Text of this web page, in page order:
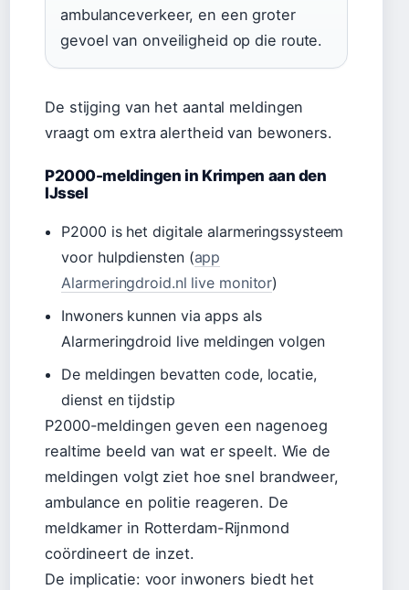
ambulanceverkeer, en een groter
gevoel van onveiligheid op die route.
De stijging van het aantal meldingen
vraagt om extra alertheid van bewoners.
P2000-meldingen in Krimpen aan den
IJssel
P2000 is het digitale alarmeringssysteem
voor hulpdiensten (app
Alarmeringdroid.nl live monitor)
Inwoners kunnen via apps als
Alarmeringdroid live meldingen volgen
De meldingen bevatten code, locatie,
dienst en tijdstip
P2000-meldingen geven een nagenoeg
realtime beeld van wat er speelt. Wie de
meldingen volgt ziet hoe snel brandweer,
ambulance en politie reageren. De
meldkamer in Rotterdam-Rijnmond
coördineert de inzet.
De implicatie: voor inwoners biedt het